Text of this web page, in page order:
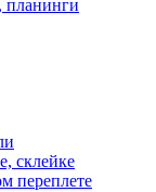
планинги
склейке
переплете